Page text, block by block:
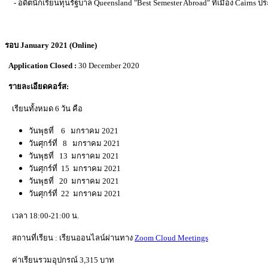
- อดีตนักเรียนทุนรัฐบาล Queensland "Best Semester Abroad" ที่เมือง Cairns ป
รอบ January 2021 (Online)
Application Closed : 30 December2020
รายละเอียดคอร์ส:
เรียนทั้งหมด 6 วัน คือ
วันพุธที่ 6 มกราคม 2021
วันศุกร์ที่ 8 มกราคม 2021
วันพุธที่ 13 มกราคม 2021
วันศุกร์ที่ 15 มกราคม 2021
วันพุธที่ 20 มกราคม 2021
วันศุกร์ที่ 22 มกราคม 2021
เวลา 18:00-21:00 น.
สถานที่เรียน : เรียนออนไลน์ผ่านทาง Zoom Cloud Meetings
ค่าเรียนรวมอุปกรณ์ 3,315 บาท